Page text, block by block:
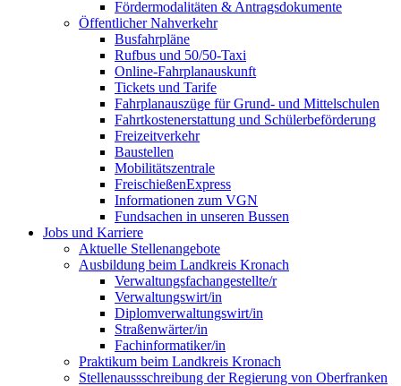
Fördermodalitäten & Antragsdokumente
Öffentlicher Nahverkehr
Busfahrpläne
Rufbus und 50/50-Taxi
Online-Fahrplanauskunft
Tickets und Tarife
Fahrplanauszüge für Grund- und Mittelschulen
Fahrtkostenerstattung und Schülerbeförderung
Freizeitverkehr
Baustellen
Mobilitätszentrale
FreischießenExpress
Informationen zum VGN
Fundsachen in unseren Bussen
Jobs und Karriere
Aktuelle Stellenangebote
Ausbildung beim Landkreis Kronach
Verwaltungsfachangestellte/r
Verwaltungswirt/in
Diplomverwaltungswirt/in
Straßenwärter/in
Fachinformatiker/in
Praktikum beim Landkreis Kronach
Stellenaussschreibung der Regierung von Oberfranken